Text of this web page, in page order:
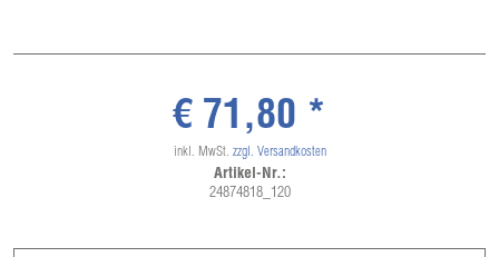
€ 71,80 *
inkl. MwSt. zzgl. Versandkosten
Artikel-Nr.:
24874818_120